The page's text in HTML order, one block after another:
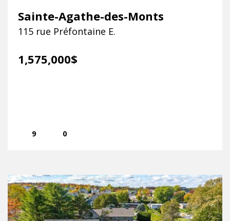
Sainte-Agathe-des-Monts
115 rue Préfontaine E.
1,575,000$
9 0